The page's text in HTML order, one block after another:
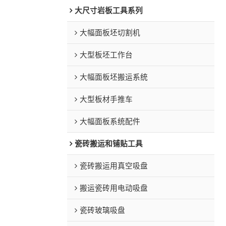
大尺寸岩板工具系列
大幅面板坯切割机
大型板坯工作台
大幅面板坯搬运系统
大型板材手推车
大幅面板系统配件
瓷砖搬运和铺贴工具
瓷砖搬运用真空吸盘
搬运瓷砖用电动吸盘
瓷砖玻璃吸盘